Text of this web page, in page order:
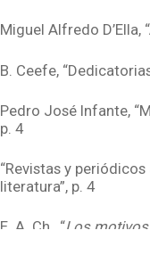
Miguel Alfredo D’Ella,
B. Ceefe,
Pedro José Infante,
p. 4
“Revistas y
literatura”, p. 4
E. A. Ch., “Los